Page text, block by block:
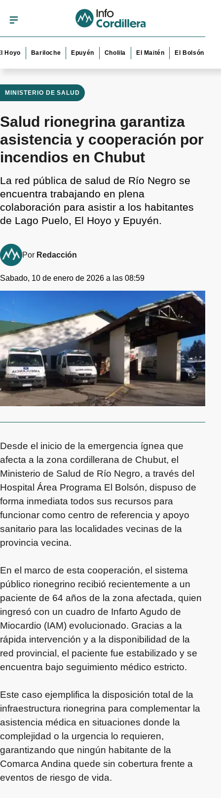
Bariloche Epuyén Cholila El Maitén El Bolsón Esquel
MINISTERIO DE SALUD
Salud rionegrina garantiza
asistencia y cooperación por
incendios en Chubut
La red pública de salud de Río Negro se
encuentra trabajando en plena
colaboración para asistir a los habitantes
de Lago Puelo, El Hoyo y Epuyén.
Por Redacción
Sabado, 10 de enero de 2026 a las 08:59
Desde el inicio de la emergencia ígnea que
afecta a la zona cordillerana de Chubut, el
Ministerio de Salud de Río Negro, a través del
Hospital Área Programa El Bolsón, dispuso de
forma inmediata todos sus recursos para
funcionar como centro de referencia y apoyo
sanitario para las localidades vecinas de la
provincia vecina.
En el marco de esta cooperación, el sistema
público rionegrino recibió recientemente a un
paciente de 64 años de la zona afectada, quien
ingresó con un cuadro de Infarto Agudo de
Miocardio (IAM) evolucionado. Gracias a la
rápida intervención y a la disponibilidad de la
red provincial, el paciente fue estabilizado y se
encuentra bajo seguimiento médico estricto.
Este caso ejemplifica la disposición total de la
infraestructura rionegrina para complementar la
asistencia médica en situaciones donde la
complejidad o la urgencia lo requieren,
garantizando que ningún habitante de la
Comarca Andina quede sin cobertura frente a
eventos de riesgo de vida.